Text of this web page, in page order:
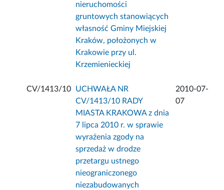
nieruchomości
gruntowych stanowiących
własność Gminy Miejskiej
Kraków, położonych w
Krakowie przy ul.
Krzemienieckiej
CV/1413/10
UCHWAŁA NR
CV/1413/10 RADY
MIASTA KRAKOWA z dnia
7 lipca 2010 r. w sprawie
wyrażenia zgody na
sprzedaż w drodze
przetargu ustnego
nieograniczonego
niezabudowanych
2010-07-
07